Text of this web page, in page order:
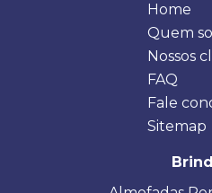
Home
Quem
Nossos
FAQ
Fale
Sitemap